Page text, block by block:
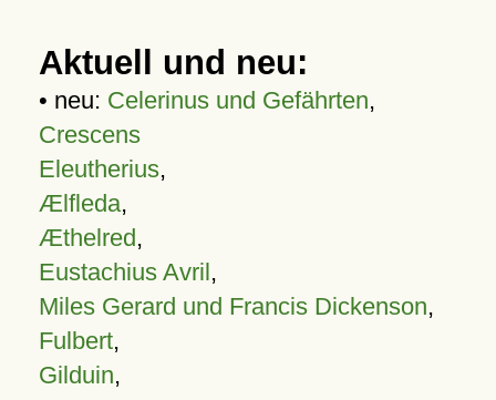
Aktuell und neu:
• neu: Celerinus und Gefährten,
Crescens
Eleutherius,
Ælfleda,
Æthelred,
Eustachius Avril,
Miles Gerard und Francis Dickenson,
Fulbert,
Gilduin,